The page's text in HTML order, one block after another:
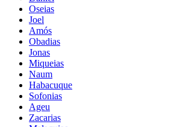
Oseias
Joel
Amós
Obadias
Jonas
Miqueias
Naum
Habacuque
Sofonias
Ageu
Zacarias